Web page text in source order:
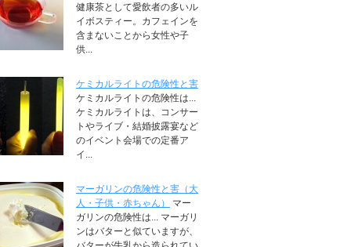
健康茶として愛飲者の多いル
イボスティー。カフェインを
含まないことから女性や子
供...
ケミカルライトの危険性と害
ケミカルライトの危険性は...
ケミカルライトは、コンサー
トやライブ・結婚披露宴など
のイベント会場での定番ア
イ...
マーガリンの危険性と害（大
人・子供・赤ちゃん）
マー
ガリンの危険性は... マーガリ
ンはバターと似ていますが、